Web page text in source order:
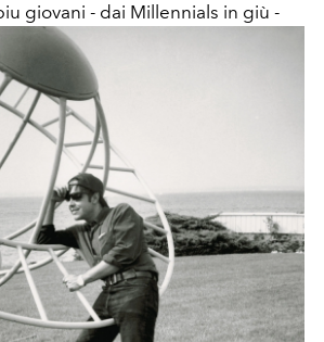
giovani - dai Millennials in giù -